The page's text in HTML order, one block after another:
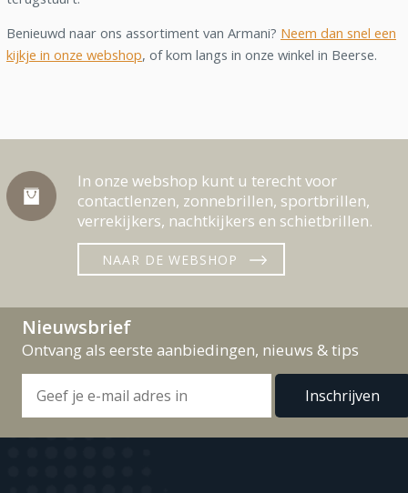
Benieuwd naar ons assortiment van Armani? Neem dan snel een
kijkje in onze webshop, of kom langs in onze winkel in Beerse.
In onze webshop kunt u terecht voor
contactlenzen, zonnebrillen, sportbrillen,
verrekijkers, nachtkijkers en schietbrillen.
NAAR DE WEBSHOP
Nieuwsbrief
Ontvang als eerste aanbiedingen, nieuws & tips